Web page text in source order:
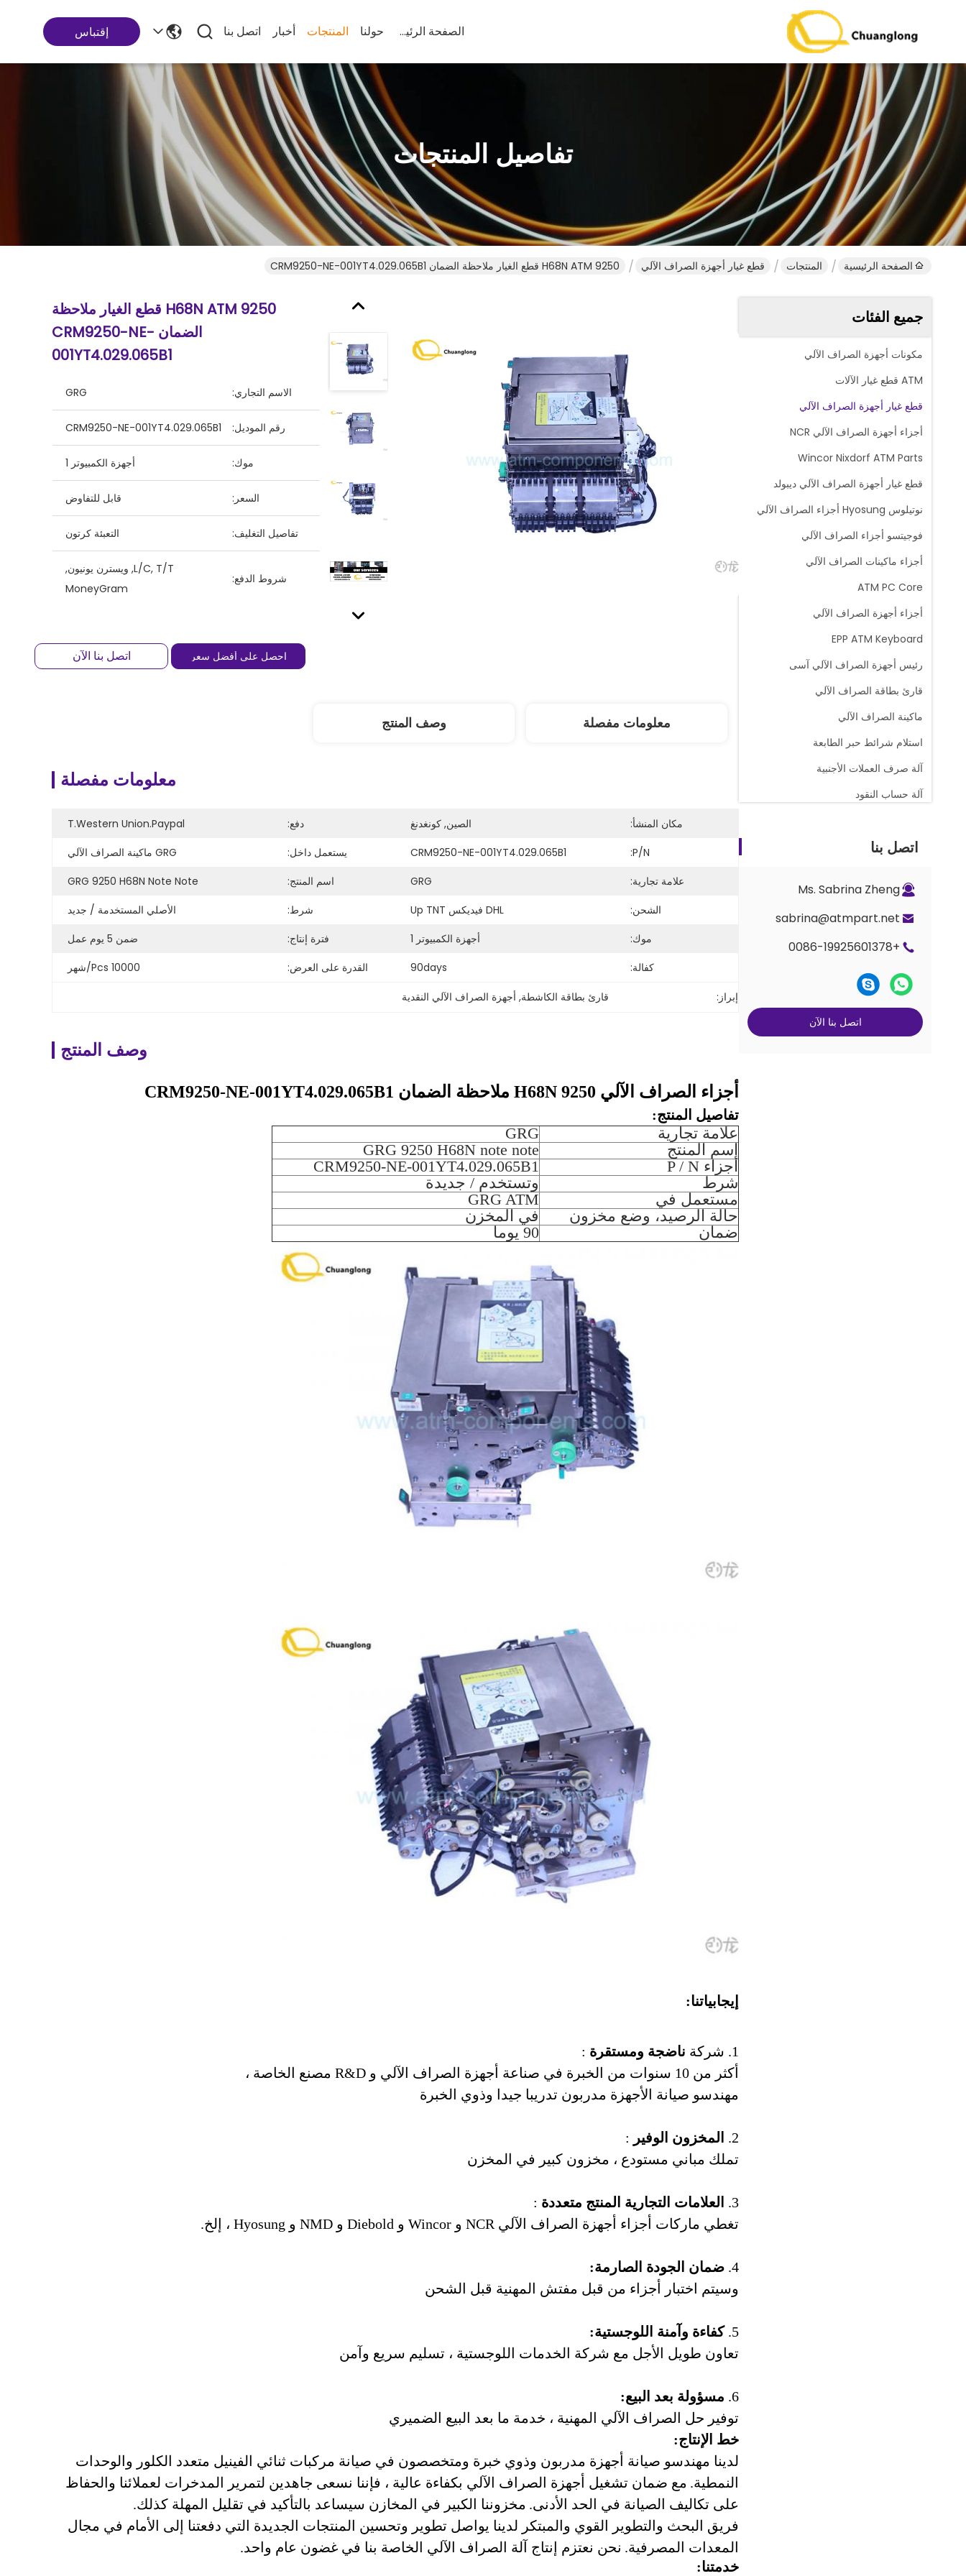
الصفحة الرئيسية حولنا المنتجات أخبار اتصل بنا إقتباس
تفاصيل المنتجات
الصفحة الرئيسية المنتجات قطع غيار أجهزة الصراف الآلي 9250 H68N ATM قطع الغيار ملاحظة الضمان CRM9250-NE-001YT4.029.065B1
جميع الفئات
مكونات أجهزة الصراف الآلي
ATM قطع غيار الآلات
قطع غيار أجهزة الصراف الآلي
أجزاء أجهزة الصراف الآلي NCR
Wincor Nixdorf ATM Parts
قطع غيار أجهزة الصراف الآلي ديبولد
نوتيلوس Hyosung أجزاء الصراف الآلي
فوجيتسو أجزاء الصراف الآلي
أجزاء ماكينات الصراف الآلي
ATM PC Core
أجزاء أجهزة الصراف الآلي
EPP ATM Keyboard
رئيس أجهزة الصراف الآلي آسى
قارئ بطاقة الصراف الآلي
ماكينة الصراف الآلي
استلام شرائط حبر الطابعة
آلة صرف العملات الأجنبية
آلة حساب النقود
صراف آلي كاسيت نقدي
أجزاء العداد G+D BPS C5
اتصل بنا
Ms. Sabrina Zheng
sabrina@atmpart.net
+0086-19925601378
اتصل بنا الآن
9250 H68N ATM قطع الغيار ملاحظة
الضمان CRM9250-NE-
001YT4.029.065B1
الاسم التجاري: GRG
رقم الموديل: CRM9250-NE-001YT4.029.065B1
موك: أجهزة الكمبيوتر 1
السعر: قابل للتفاوض
تفاصيل التغليف: التعبئة كرتون
شروط الدفع:
L/C, T/T, ويسترن يونيون,
MoneyGram
احصل على أفضل سعر اتصل بنا الآن
معلومات مفصلة وصف المنتج
معلومات مفصلة
مكان المنشأ: الصين, كونغدنغ دفع:
T.Western Union.Paypal
P/N:
CRM9250-NE-001YT4.029.065B1 يستعمل داخل:
GRG ماكينة الصراف الآلي
علامة تجارية:
GRG اسم المنتج:
GRG 9250 H68N Note Note
الشحن:
DHL فيديكس Up TNT شرط:
الأصلي المستخدمة / جديد
موك:
أجهزة الكمبيوتر 1 فترة إنتاج:
ضمن 5 يوم عمل
كفالة:
90days القدرة على العرض: 10000 Pcs/شهر
إبراز: قارئ بطاقة الكاشطة, أجهزة الصراف الآلي النقدية
وصف المنتج
أجزاء الصراف الآلي 9250 H68N ملاحظة الضمان CRM9250-NE-001YT4.029.065B1
تفاصيل المنتج:
علامة تجارية
GRG
اسم المنتج
GRG 9250 H68N note note
أجزاء P / N
CRM9250-NE-001YT4.029.065B1
شرط
وتستخدم / جديدة
مستعمل في
GRG ATM
حالة الرصيد، وضع مخزون
في المخزن
ضمان
90 يوما
إيجابياتنا:
1. شركة ناضجة ومستقرة :
أكثر من 10 سنوات من الخبرة في صناعة أجهزة الصراف الآلي و R&D مصنع الخاصة ،
مهندسو صيانة الأجهزة مدربون تدريبا جيدا وذوي الخبرة
2. المخزون الوفير :
تملك مباني مستودع ، مخزون كبير في المخزن
3. العلامات التجارية المنتج متعددة :
تغطي ماركات أجزاء أجهزة الصراف الآلي NCR و Wincor و Diebold و NMD و Hyosung ، إلخ.
4. ضمان الجودة الصارمة:
وسيتم اختبار أجزاء من قبل مفتش المهنية قبل الشحن
5. كفاءة وآمنة اللوجستية:
تعاون طويل الأجل مع شركة الخدمات اللوجستية ، تسليم سريع وآمن
6. مسؤولة بعد البيع:
توفير حل الصراف الآلي المهنية ، خدمة ما بعد البيع الضميري
خط الإنتاج:
لدينا مهندسو صيانة أجهزة مدربون وذوي خبرة ومتخصصون في صيانة مركبات ثنائي الفينيل متعدد الكلور والوحدات
النمطية. مع ضمان تشغيل أجهزة الصراف الآلي بكفاءة عالية ، فإننا نسعى جاهدين لتمرير المدخرات لعملائنا والحفاظ
على تكاليف الصيانة في الحد الأدنى. مخزوننا الكبير في المخازن سيساعد بالتأكيد في تقليل المهلة كذلك.
فريق البحث والتطوير القوي والمبتكر لدينا يواصل تطوير وتحسين المنتجات الجديدة التي دفعتنا إلى الأمام في مجال
المعدات المصرفية. نحن نعتزم إنتاج آلة الصراف الآلي الخاصة بنا في غضون عام واحد.
خدمتنا: